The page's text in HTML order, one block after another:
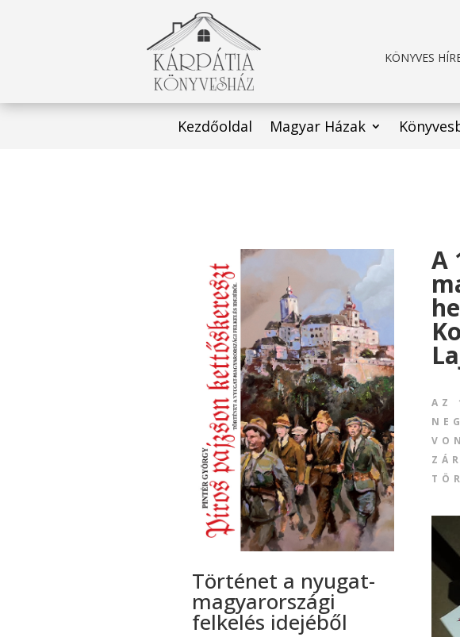
KÖNYVES
Kezdőoldal Magyar Házak
Történet a nyugat-
magyarországi
felkelés idejéből
A
AZ